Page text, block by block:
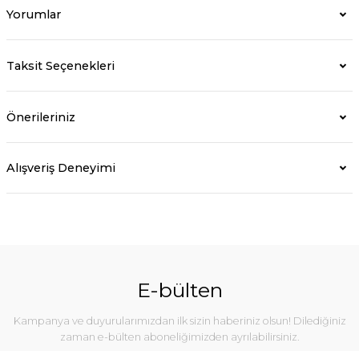
Yorumlar
Taksit Seçenekleri
Önerileriniz
Alışveriş Deneyimi
E-bülten
Kampanya ve duyurularımızdan ilk sizin haberiniz olsun! Dilediğiniz
zaman e-bülten aboneliğimizden ayrılabilirsiniz.